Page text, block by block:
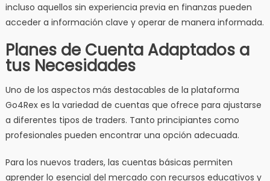
incluso aquellos sin experiencia previa en finanzas pueden
acceder a información clave y operar de manera informada.
Planes de Cuenta Adaptados a
tus Necesidades
Uno de los aspectos más destacables de la plataforma
Go4Rex es la variedad de cuentas que ofrece para ajustarse
a diferentes tipos de traders. Tanto principiantes como
profesionales pueden encontrar una opción adecuada.
Para los nuevos traders, las cuentas básicas permiten
aprender lo esencial del mercado con recursos educativos y